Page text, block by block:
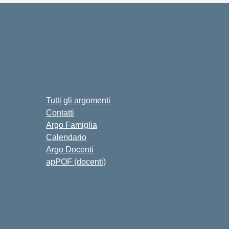
Tutti gli argomenti
Contatti
Argo Famiglia
Calendario
Argo Docenti
apPOF (docenti)